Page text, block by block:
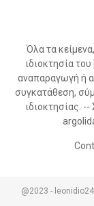
Όλα τα
ιδιοκτησία
αναπαραγωγή ή
συγκατάθεση,
ιδιοκτησίας.
@2023 -